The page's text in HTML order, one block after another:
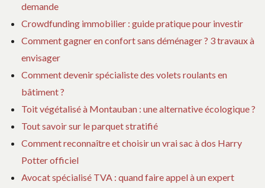
demande
Crowdfunding immobilier : guide pratique pour investir
Comment gagner en confort sans déménager ? 3 travaux à
envisager
Comment devenir spécialiste des volets roulants en
bâtiment ?
Toit végétalisé à Montauban : une alternative écologique ?
Tout savoir sur le parquet stratifié
Comment reconnaître et choisir un vrai sac à dos Harry
Potter officiel
Avocat spécialisé TVA : quand faire appel à un expert